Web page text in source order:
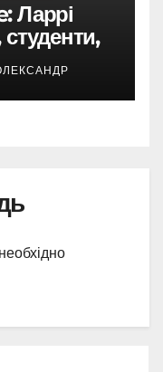
Ларрі
студенти,